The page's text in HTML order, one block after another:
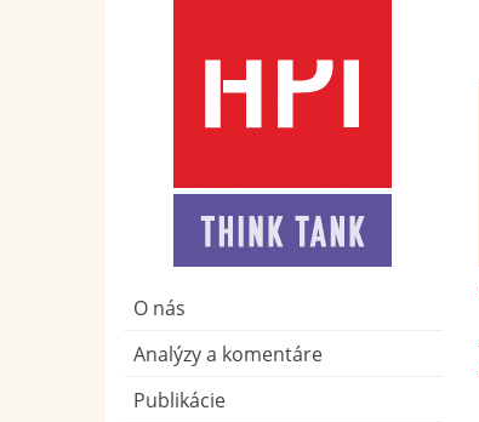
O nás
Analýzy a komentáre
Publikácie